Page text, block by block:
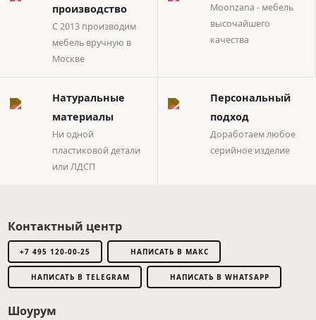
производство
С 2013 производим
мебель вручную в
Москве
Moonzana - мебель
высочайшего
качества
Натуральные
материалы
Ни одной
пластиковой детали
или ЛДСП
Персональный
подход
Доработаем любое
серийное изделие
Контактный центр
+7 495 120-00-25 НАПИСАТЬ В МАКС
НАПИСАТЬ В TELEGRAM НАПИСАТЬ В WHATSAPP
Шоурум